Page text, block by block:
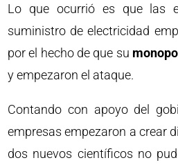
Lo que ocurrió es que las
suministro de electricidad
por el hecho de que su
y empezaron el ataque.
Contando con apoyo del
empresas empezaron a crear
dos nuevos científicos no